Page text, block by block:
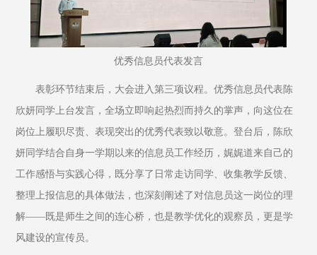
优秀信息员代表发言
表彰环节结束后，大会进入第三项议程。优秀信息员代表陈
欣妍同学上台发言，全场立即响起热烈而持久的掌声，向这位在
岗位上履职尽责、表现突出的优秀代表致以敬意。登台后，陈欣
妍同学结合自身一学期以来的信息员工作经历，娓娓道来自己的
工作感悟与实践心得，既分享了日常走访同学、收集教学反馈、
整理上报信息的具体做法，也深刻阐述了对信息员这一岗位的理
解——既是师生之间的连心桥，也是教学优化的观察员，更是学
风建设的宣传员。